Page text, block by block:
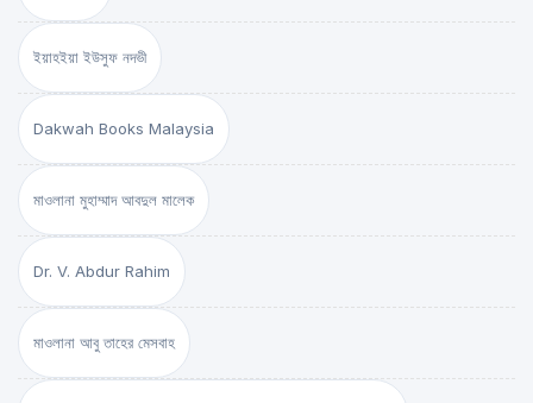
ইয়াহইয়া ইউসুফ নদভী
Dakwah Books Malaysia
মাওলানা মুহাম্মাদ আবদুল মালেক
Dr. V. Abdur Rahim
মাওলানা আবু তাহের মেসবাহ